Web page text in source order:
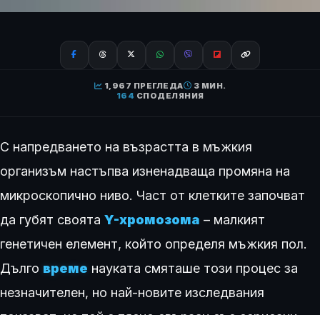
1,967 ПРЕГЛЕДА
3 МИН.
164 СПОДЕЛЯНИЯ
С напредването на възрастта в мъжкия
организъм настъпва изненадваща промяна на
микроскопично ниво. Част от клетките започват
да губят своята Y-хромозома – малкият
генетичен елемент, който определя мъжкия пол.
Дълго време науката смяташе този процес за
незначителен, но най-новите изследвания